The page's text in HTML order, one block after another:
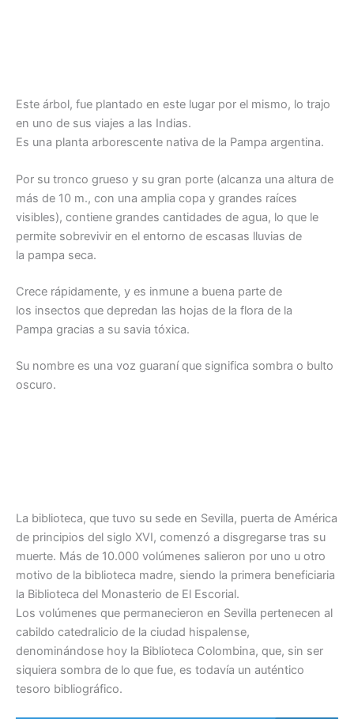
Este árbol, fue plantado en este lugar por el mismo, lo trajo
en uno de sus viajes a las Indias.
Es una planta arborescente nativa de la Pampa argentina.
Por su tronco grueso y su gran porte (alcanza una altura de
más de 10 m., con una amplia copa y grandes raíces
visibles), contiene grandes cantidades de agua, lo que le
permite sobrevivir en el entorno de escasas lluvias de
la pampa seca.
Crece rápidamente, y es inmune a buena parte de
los insectos que depredan las hojas de la flora de la
Pampa gracias a su savia tóxica.
Su nombre es una voz guaraní que significa sombra o bulto
oscuro.
La biblioteca, que tuvo su sede en Sevilla, puerta de América
de principios del siglo XVI, comenzó a disgregarse tras su
muerte. Más de 10.000 volúmenes salieron por uno u otro
motivo de la biblioteca madre, siendo la primera beneficiaria
la Biblioteca del Monasterio de El Escorial.
Los volúmenes que permanecieron en Sevilla pertenecen al
cabildo catedralicio de la ciudad hispalense,
denominándose hoy la Biblioteca Colombina, que, sin ser
siquiera sombra de lo que fue, es todavía un auténtico
tesoro bibliográfico.